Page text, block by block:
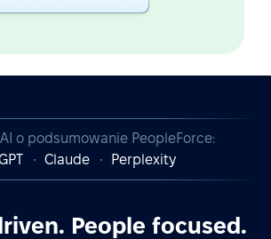
o podsumowanie PeopleForce:
Claude Perplexity
People focused.